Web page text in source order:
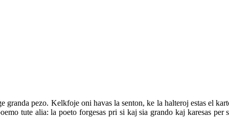
pezo. Kelkfoje oni havas la senton, ke la halteroj estas el
tute alia: la poeto forgesas pri si kaj sia grando kaj karesas